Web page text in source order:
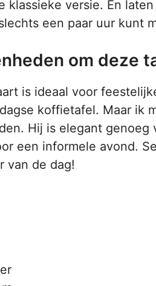
klassieke versie. En
een paar uur kunt
om deze
is ideaal voor
koffietafel. Maar ik
Hij is elegant
een informele avond.
van de dag!